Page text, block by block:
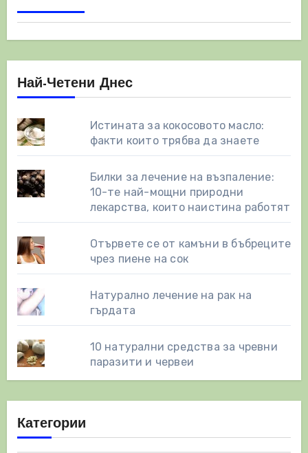
Най-Четени Днес
Истината за кокосовото масло:
факти които трябва да знаете
Билки за лечение на възпаление:
10-те най-мощни природни
лекарства, които наистина работят
Отървете се от камъни в бъбреците
чрез пиене на сок
Натурално лечение на рак на
гърдата
10 натурални средства за чревни
паразити и червеи
Категории